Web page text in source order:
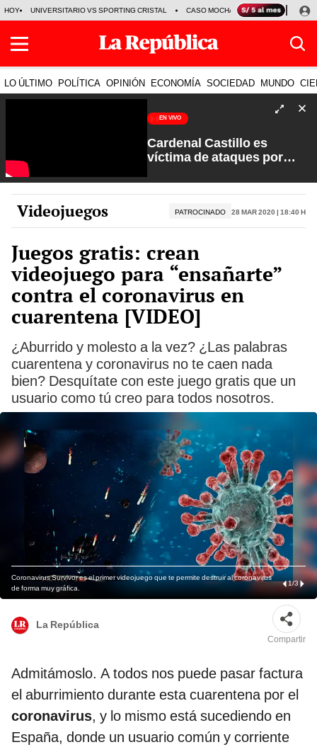
HOY UNIVERSITARIO VS SPORTING CRISTAL CASO MOCHASUELDOS
LO ÚLTIMO POLÍTICA OPINIÓN ECONOMÍA SOCIEDAD MUNDO
EN VIVO
Cardenal Castillo es
víctima de ataques por
Verdad a Fondo con Pedro
Salinas
Videojuegos PATROCINADO 28 Mar 2020 | 18:40 h
Juegos gratis: crean
videojuego para “ensañarte”
contra el coronavirus en
cuarentena [VIDEO]
¿Aburrido y molesto a la vez? ¿Las palabras
cuarentena y coronavirus no te caen nada
bien? Desquítate con este juego gratis que un
usuario como tú creo para todos nosotros.
Coronavirus Survivor es el primer videojuego que te permite destruir al coronavirus
de forma muy gráfica.
1/3
La República
Compartir
Admitámoslo. A todos nos puede pasar factura
el aburrimiento durante esta cuarentena por el
coronavirus, y lo mismo está sucediendo en
España, donde un usuario común y corriente